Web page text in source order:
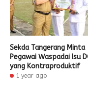
Sekda Tangerang Minta
Pegawai Waspadai Isu
yang Kontraproduktif
1 year ago